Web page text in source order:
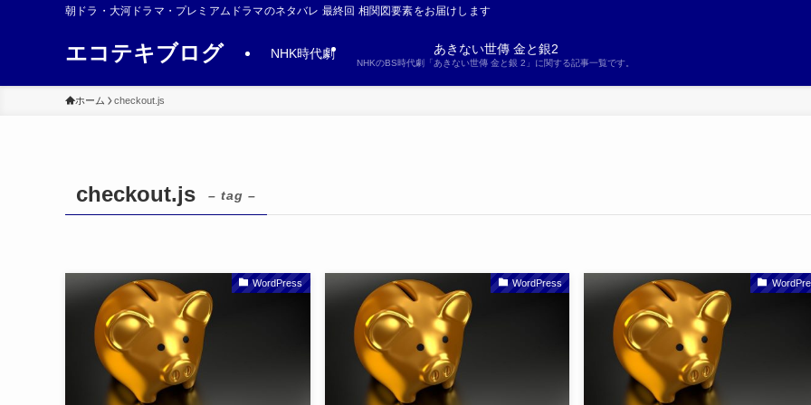
朝ドラ・大河ドラマ・プレミアムドラマのネタバレ 最終回 相関図要素をお届けします
エコテキブログ NHK時代劇 あきない世傳 金と銀2
NHKのBS時代劇「あきない世傳 金と銀 2」に関する記事一覧です。
ホーム checkout.js
checkout.js – tag –
WordPress WordPress